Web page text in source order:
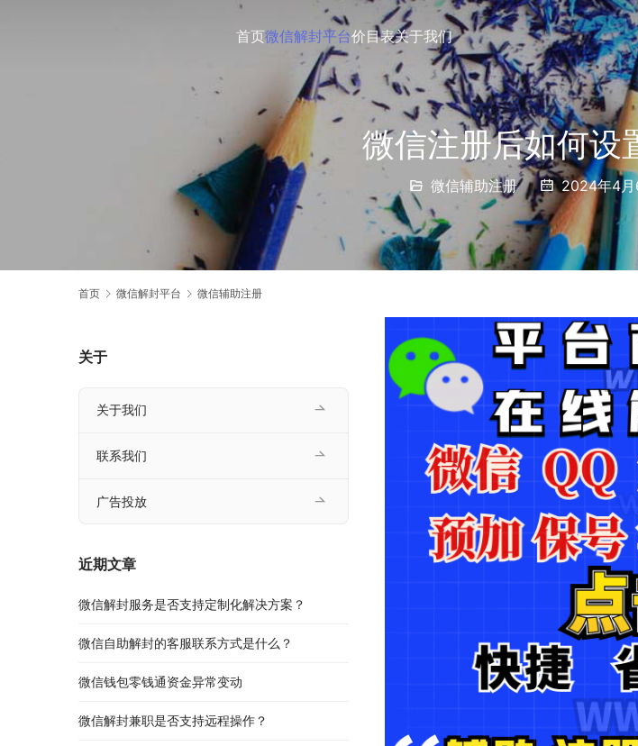
首页微信解封平台价目表关于我们
微信注册后如何设
微信辅助注册 2024年4月
首页 微信解封平台 微信辅助注册
关于
关于我们
联系我们
广告投放
近期文章
微信解封服务是否支持定制化解决方案？
微信自助解封的客服联系方式是什么？
微信钱包零钱通资金异常变动
微信解封兼职是否支持远程操作？